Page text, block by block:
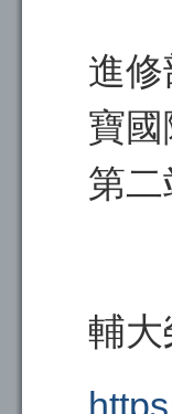
進
寶
第
輔